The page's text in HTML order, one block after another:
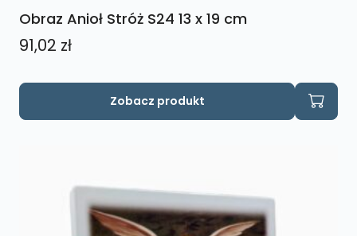
Obraz Anioł Stróż S24 13 x 19 cm
91,02 zł
Zobacz produkt